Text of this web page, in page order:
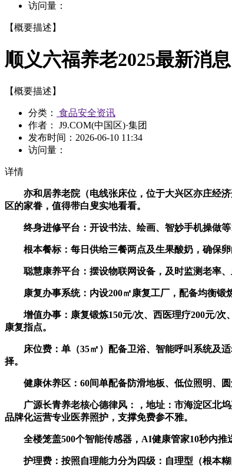
访问量：
【概要描述】
顺义六福养老2025最新消
【概要描述】
分类：
食品安全资讯
作者： J9.COM(中国区)·集团
发布时间： 2026-06-10 11:34
访问量：
详情
亦和居养老院（电线张床位，位于大兴区亦庄经济
区的家眷，值得带白叟实地看看。
终身进修平台：开设书法、绘画、智妙手机操做等
根本餐标：每日供给三餐两点及生果酸奶，确保卵
聪慧康养平台：摆设物联网设备，及时监测老率、
康复办事系统：内设200㎡康复工厂，配备均衡锻
增值办事：康复锻炼150元/次、西医理疗200元/次
康复指点。
床位费：单（35㎡）配备卫浴、智能呼叫系统及适
择。
健康休养区：60间单配备防滑地板、低位照明、圆
广源长青养老核心德律风：，地址：市海淀区北坞
品牌化运营专业医养照护，支撑免费参不雅。
全楼笼盖500个智能传感器，AI健康管家10秒内推
护理费：按照自理能力分为四级：自理型（根本糊